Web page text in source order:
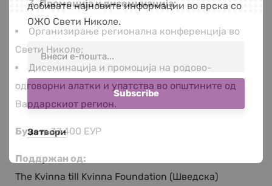
Промоција и дисеминација:
Организирање регионална конференција во
Свети Николе;
Дисеминација и промоција на родово-
одговорни алатки и упатства во општините од
Вардарскиот регион.
Буџет:37.400 ЕУР
Поддржан од:
The Kvinna till Kvinna Foundation (Шведска)
добивате најновите информации во врска со
ОЖО Свети Николе.
Затвори